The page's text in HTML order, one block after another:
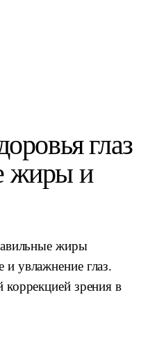
глаз
жиры и
жиры
увлажнение глаз.
коррекцией зрения в